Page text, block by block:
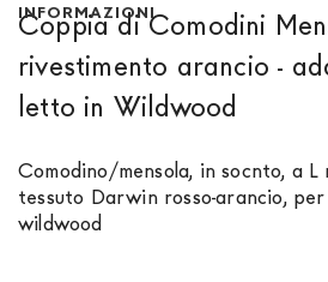
INFORMAZIONI
Coppia di Comodini
rivestimento arancio -
letto in Wildwood
Comodino/mensola, in socnto, a
tessuto Darwin rosso-arancio,
wildwood